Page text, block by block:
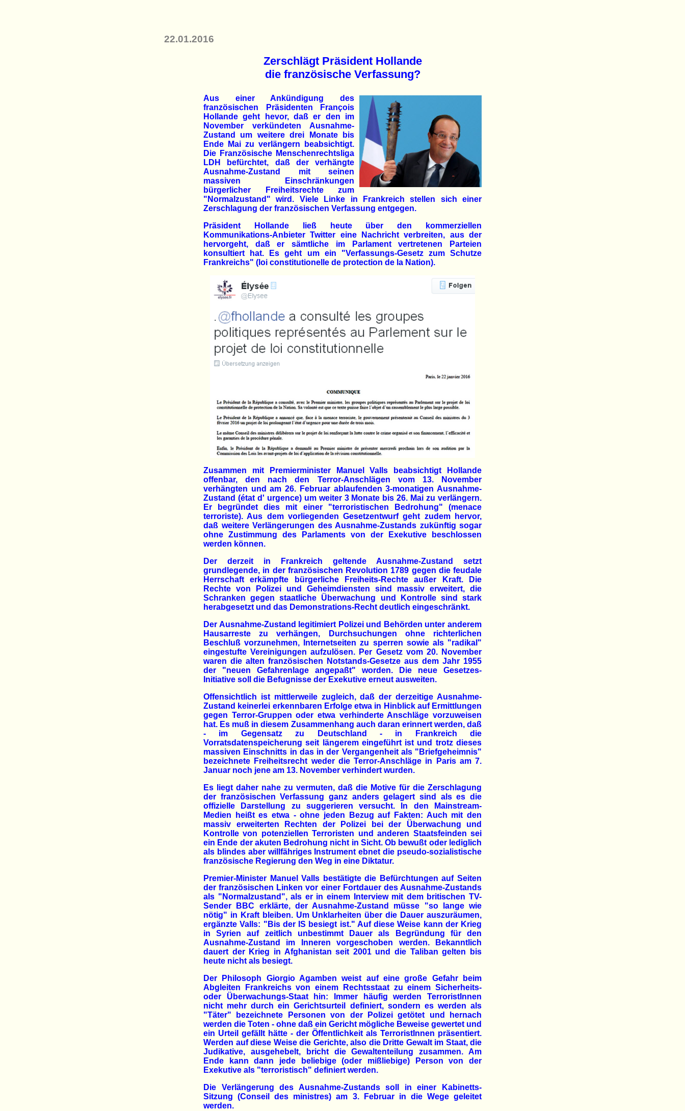
22.01.2016
Zerschlägt Präsident Hollande
die französische Verfassung?
Aus einer Ankündigung des
französischen Präsidenten François
Hollande geht hevor, daß er den im
November verkündeten Ausnahme-
Zustand um weitere drei Monate bis
Ende Mai zu verlängern beabsichtigt.
Die Französische Menschenrechtsliga
LDH befürchtet, daß der verhängte
Ausnahme-Zustand mit seinen
massiven Einschränkungen
bürgerlicher Freiheitsrechte zum
"Normalzustand" wird. Viele Linke in Frankreich stellen sich einer
Zerschlagung der französischen Verfassung entgegen.
Präsident Hollande ließ heute über den kommerziellen
Kommunikations-Anbieter Twitter eine Nachricht verbreiten, aus der
hervorgeht, daß er sämtliche im Parlament vertretenen Parteien
konsultiert hat. Es geht um ein "Verfassungs-Gesetz zum Schutze
Frankreichs" (loi constitutionelle de protection de la Nation).
Zusammen mit Premierminister Manuel Valls beabsichtigt Hollande
offenbar, den nach den Terror-Anschlägen vom 13. November
verhängten und am 26. Februar ablaufenden 3-monatigen Ausnahme-
Zustand (état d' urgence) um weiter 3 Monate bis 26. Mai zu verlängern.
Er begründet dies mit einer "terroristischen Bedrohung" (menace
terroriste). Aus dem vorliegenden Gesetzentwurf geht zudem hervor,
daß weitere Verlängerungen des Ausnahme-Zustands zukünftig sogar
ohne Zustimmung des Parlaments von der Exekutive beschlossen
werden können.
Der derzeit in Frankreich geltende Ausnahme-Zustand setzt
grundlegende, in der französischen Revolution 1789 gegen die feudale
Herrschaft erkämpfte bürgerliche Freiheits-Rechte außer Kraft. Die
Rechte von Polizei und Geheimdiensten sind massiv erweitert, die
Schranken gegen staatliche Überwachung und Kontrolle sind stark
herabgesetzt und das Demonstrations-Recht deutlich eingeschränkt.
Der Ausnahme-Zustand legitimiert Polizei und Behörden unter anderem
Hausarreste zu verhängen, Durchsuchungen ohne richterlichen
Beschluß vorzunehmen, Internetseiten zu sperren sowie als "radikal"
eingestufte Vereinigungen aufzulösen. Per Gesetz vom 20. November
waren die alten französischen Notstands-Gesetze aus dem Jahr 1955
der "neuen Gefahrenlage angepaßt" worden. Die neue Gesetzes-
Initiative soll die Befugnisse der Exekutive erneut ausweiten.
Offensichtlich ist mittlerweile zugleich, daß der derzeitige Ausnahme-
Zustand keinerlei erkennbaren Erfolge etwa in Hinblick auf Ermittlungen
gegen Terror-Gruppen oder etwa verhinderte Anschläge vorzuweisen
hat. Es muß in diesem Zusammenhang auch daran erinnert werden, daß
- im Gegensatz zu Deutschland - in Frankreich die
Vorratsdatenspeicherung seit längerem eingeführt ist und trotz dieses
massiven Einschnitts in das in der Vergangenheit als "Briefgeheimnis"
bezeichnete Freiheitsrecht weder die Terror-Anschläge in Paris am 7.
Januar noch jene am 13. November verhindert wurden.
Es liegt daher nahe zu vermuten, daß die Motive für die Zerschlagung
der französischen Verfassung ganz anders gelagert sind als es die
offizielle Darstellung zu suggerieren versucht. In den Mainstream-
Medien heißt es etwa - ohne jeden Bezug auf Fakten: Auch mit den
massiv erweiterten Rechten der Polizei bei der Überwachung und
Kontrolle von potenziellen Terroristen und anderen Staatsfeinden sei
ein Ende der akuten Bedrohung nicht in Sicht. Ob bewußt oder lediglich
als blindes aber willfähriges Instrument ebnet die pseudo-sozialistische
französische Regierung den Weg in eine Diktatur.
Premier-Minister Manuel Valls bestätigte die Befürchtungen auf Seiten
der französischen Linken vor einer Fortdauer des Ausnahme-Zustands
als "Normalzustand", als er in einem Interview mit dem britischen TV-
Sender BBC erklärte, der Ausnahme-Zustand müsse "so lange wie
nötig" in Kraft bleiben. Um Unklarheiten über die Dauer auszuräumen,
ergänzte Valls: "Bis der IS besiegt ist." Auf diese Weise kann der Krieg
in Syrien auf zeitlich unbestimmt Dauer als Begründung für den
Ausnahme-Zustand im Inneren vorgeschoben werden. Bekanntlich
dauert der Krieg in Afghanistan seit 2001 und die Taliban gelten bis
heute nicht als besiegt.
Der Philosoph Giorgio Agamben weist auf eine große Gefahr beim
Abgleiten Frankreichs von einem Rechtsstaat zu einem Sicherheits-
oder Überwachungs-Staat hin: Immer häufig werden TerroristInnen
nicht mehr durch ein Gerichtsurteil definiert, sondern es werden als
"Täter" bezeichnete Personen von der Polizei getötet und hernach
werden die Toten - ohne daß ein Gericht mögliche Beweise gewertet und
ein Urteil gefällt hätte - der Öffentlichkeit als TerroristInnen präsentiert.
Werden auf diese Weise die Gerichte, also die Dritte Gewalt im Staat, die
Judikative, ausgehebelt, bricht die Gewaltenteilung zusammen. Am
Ende kann dann jede beliebige (oder mißliebige) Person von der
Exekutive als "terroristisch" definiert werden.
Die Verlängerung des Ausnahme-Zustands soll in einer Kabinetts-
Sitzung (Conseil des ministres) am 3. Februar in die Wege geleitet
werden.